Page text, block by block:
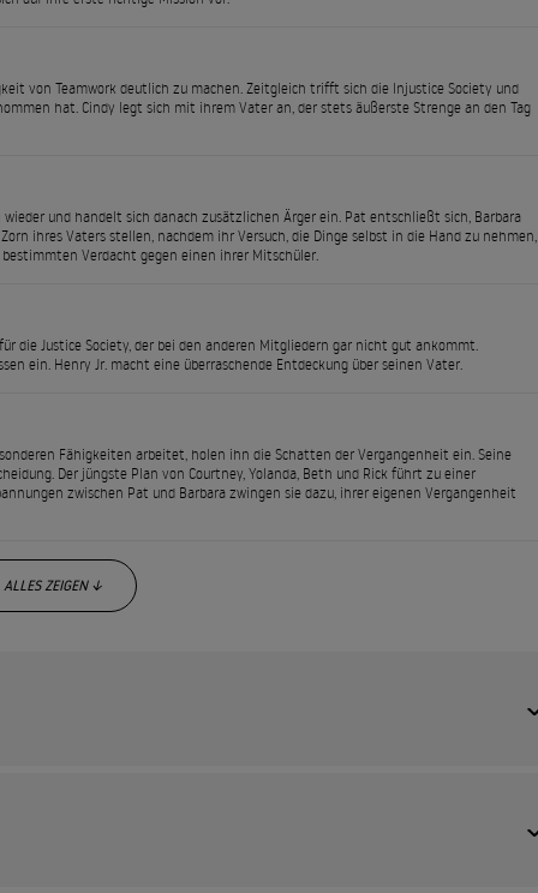
von Teamwork deutlich zu machen. Zeitgleich trifft sich die Injustice Society und
hat. Cindy legt sich mit ihrem Vater an, der stets äußerste Strenge an den Tag
und handelt sich danach zusätzlichen Ärger ein. Pat entschließt sich, Barbara
ihres Vaters stellen, nachdem ihr Versuch, die Dinge selbst in die Hand zu nehmen,
Verdacht gegen einen ihrer Mitschüler.
die Justice Society, der bei den anderen Mitgliedern gar nicht gut ankommt.
ein. Henry Jr. macht eine überraschende Entdeckung über seinen Vater.
Fähigkeiten arbeitet, holen ihn die Schatten der Vergangenheit ein. Seine
Der jüngste Plan von Courtney, Yolanda, Beth und Rick führt zu einer
zwischen Pat und Barbara zwingen sie dazu, ihrer eigenen Vergangenheit
ALLES ZEIGEN ↓
als Eclipso.